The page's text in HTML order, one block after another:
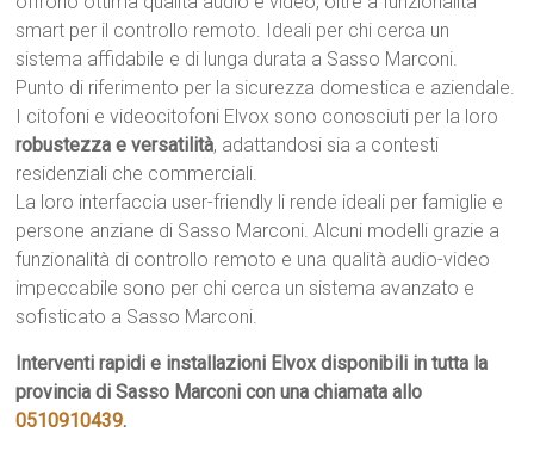
smart per il controllo remoto. Ideali per chi cerca un
sistema affidabile e di lunga durata a Sasso Marconi.
Punto di riferimento per la sicurezza domestica e aziendale.
I citofoni e videocitofoni Elvox sono conosciuti per la loro
robustezza e versatilità, adattandosi sia a contesti
residenziali che commerciali.
La loro interfaccia user-friendly li rende ideali per famiglie e
persone anziane di Sasso Marconi. Alcuni modelli grazie a
funzionalità di controllo remoto e una qualità audio-video
impeccabile sono per chi cerca un sistema avanzato e
sofisticato a Sasso Marconi.
Interventi rapidi e installazioni Elvox disponibili in tutta la
provincia di Sasso Marconi con una chiamata allo
0510910439.